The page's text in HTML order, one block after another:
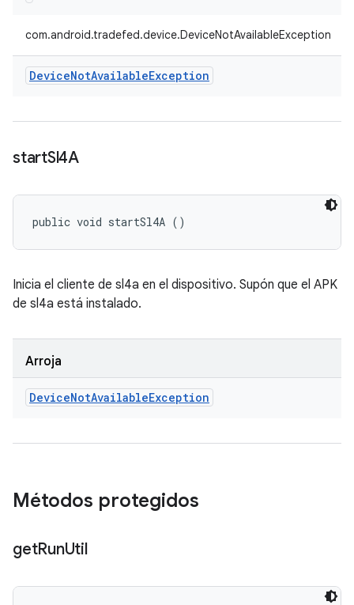
com.android.tradefed.device.DeviceNotAvailableException
DeviceNotAvailableException
startSl4A
public void startSl4A ()
Inicia el cliente de sl4a en el dispositivo. Supón que el APK
de sl4a está instalado.
Arroja
DeviceNotAvailableException
Métodos protegidos
getRunUtil